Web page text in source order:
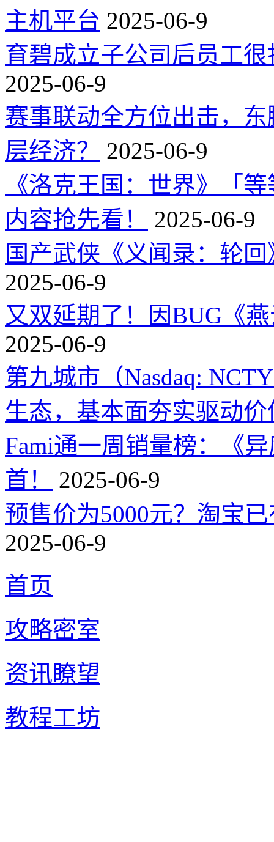
主机平台 2025-06-9
育碧成立子公司后员工
2025-06-9
赛事联动全方位出击，
层经济？
2025-06-9
《洛克王国：世界》「
内容抢先看！
2025-06-9
国产武侠《义闻录：轮
2025-06-9
又双延期了！因BUG《
2025-06-9
第九城市（Nasdaq:
生态，基本面夯实驱动价
Fami通一周销量榜：《
首！
2025-06-9
预售价为5000元？淘宝
2025-06-9
首页
攻略密室
资讯瞭望
教程工坊